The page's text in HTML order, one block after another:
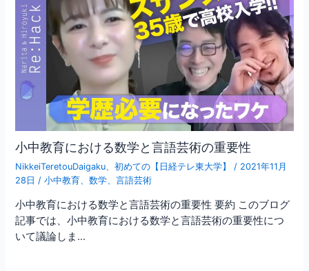
小中教育における数学と言語芸術の重要性
NikkeiTeretouDaigaku 、初めての【日経テレ東大学】 / 2021年11月
28日 /小中教育 、数学 、言語芸術
小中教育における数学と言語芸術の重要性 要約 このブログ
記事では、小中教育における数学と言語芸術の重要性につ
いて議論しま…